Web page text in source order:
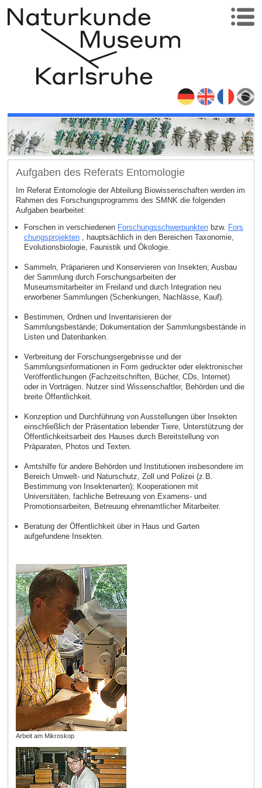
Aufgaben des Referats Entomologie
Im Referat Entomologie der Abteilung Biowissenschaften werden im
Rahmen des Forschungsprogramms des SMNK die folgenden
Aufgaben bearbeitet:
Forschen in verschiedenen Forschungsschwerpunktenbzw. Fors
chungsprojekten, hauptsächlich in den Bereichen Taxonomie,
Evolutionsbiologie, Faunistik und Ökologie.
Sammeln, Präparieren und Konservieren von Insekten; Ausbau
der Sammlung durch Forschungsarbeiten der
Museumsmitarbeiter im Freiland und durch Integration neu
erworbener Sammlungen (Schenkungen, Nachlässe, Kauf).
Bestimmen, Ordnen und Inventarisieren der
Sammlungsbestände; Dokumentation der Sammlungsbestände in
Listen und Datenbanken.
Verbreitung der Forschungsergebnisse und der
Sammlungsinformationen in Form gedruckter oder elektronischer
Veröffentlichungen (Fachzeitschriften, Bücher, CDs, Internet)
oder in Vorträgen. Nutzer sind Wissenschaftler, Behörden und die
breite Öffentlichkeit.
Konzeption und Durchführung von Ausstellungen über Insekten
einschließlich der Präsentation lebender Tiere, Unterstützung der
Öffentlichkeitsarbeit des Hauses durch Bereitstellung von
Präparaten, Photos und Texten.
Amtshilfe für andere Behörden und Institutionen insbesondere im
Bereich Umwelt- und Naturschutz, Zoll und Polizei (z.B.
Bestimmung von Insektenarten); Kooperationen mit
Universitäten, fachliche Betreuung von Examens- und
Promotionsarbeiten, Betreuung ehrenamtlicher Mitarbeiter.
Beratung der Öffentlichkeit über in Haus und Garten
aufgefundene Insekten.
Arbeit am Mikroskop